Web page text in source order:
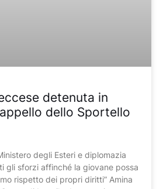
detenuta in
dello Sportello
degli Esteri e diplomazia
gli sforzi affinché la giovane possa
rispetto dei propri diritti” Amina